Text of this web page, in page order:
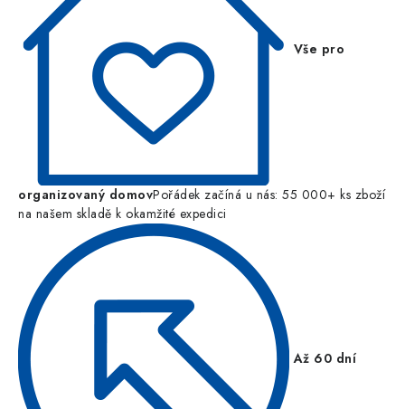
Vše pro
organizovaný domovPořádek začíná u nás: 55 000+ ks zboží
na našem skladě k okamžité expedici
Až 60 dní